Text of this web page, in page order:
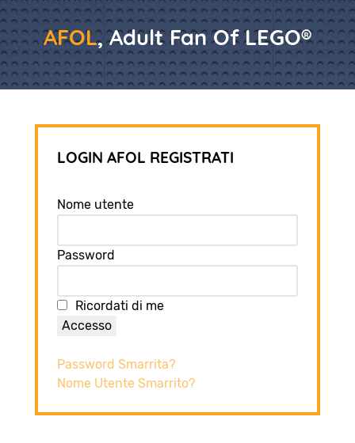
AFOL, Adult Fan Of LEGO®
LOGIN AFOL REGISTRATI
Nome utente
Password
Ricordati di me
Accesso
Password Smarrita?
Nome Utente Smarrito?